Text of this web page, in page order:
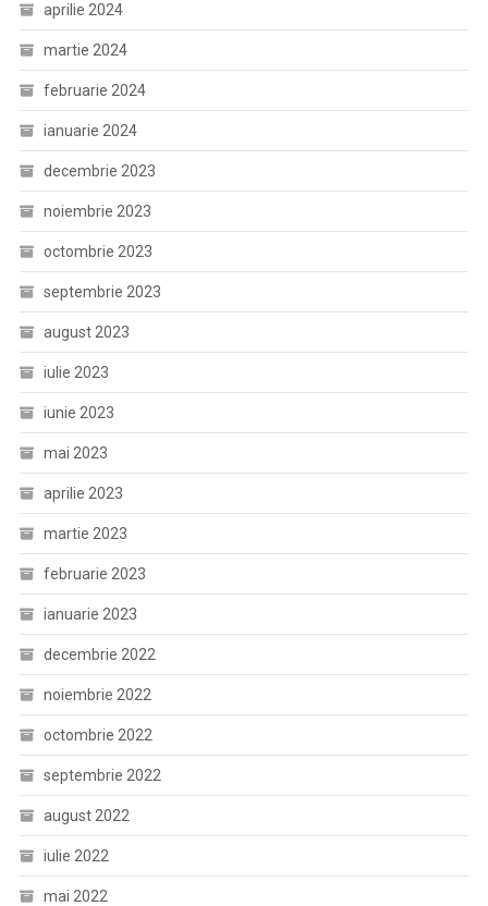
aprilie 2024
martie 2024
februarie 2024
ianuarie 2024
decembrie 2023
noiembrie 2023
octombrie 2023
septembrie 2023
august 2023
iulie 2023
iunie 2023
mai 2023
aprilie 2023
martie 2023
februarie 2023
ianuarie 2023
decembrie 2022
noiembrie 2022
octombrie 2022
septembrie 2022
august 2022
iulie 2022
mai 2022